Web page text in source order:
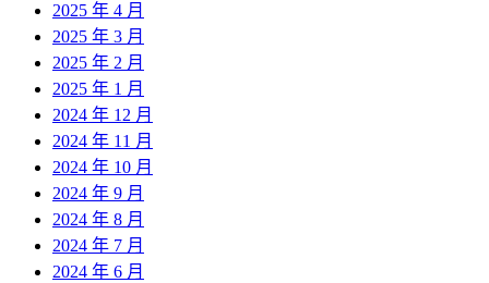
2025 年 4 月
2025 年 3 月
2025 年 2 月
2025 年 1 月
2024 年 12 月
2024 年 11 月
2024 年 10 月
2024 年 9 月
2024 年 8 月
2024 年 7 月
2024 年 6 月